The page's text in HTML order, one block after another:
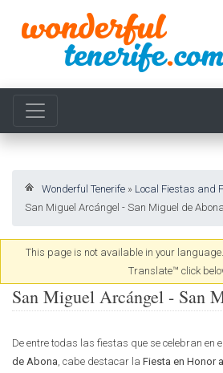
Wonderful Tenerife » Local Fiestas and
San Miguel Arcángel - San Miguel de Abona
This page is not available in your
Translate™ click
San Miguel Arcángel - San
De entre todas las fiestas que se celebran en
de Abona, cabe destacar la Fiesta en Honor